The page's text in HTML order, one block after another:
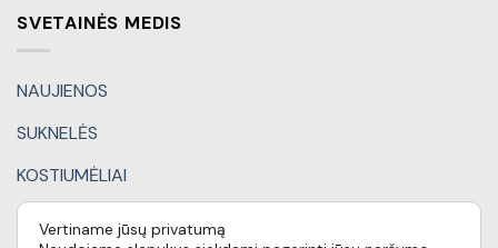
SVETAINĖS MEDIS
NAUJIENOS
SUKNELĖS
KOSTIUMĖLIAI
KITI DRABUŽIAI
Vertiname jūsų privatumą